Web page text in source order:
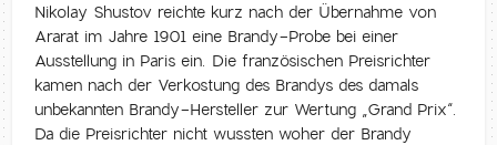
Nikolay Shustov reichte kurz nach der Übernahme von
Ararat im Jahre 1901 eine Brandy-Probe bei einer
Ausstellung in Paris ein. Die französischen Preisrichter
kamen nach der Verkostung des Brandys des damals
unbekannten Brandy-Hersteller zur Wertung „Grand Prix“.
Da die Preisrichter nicht wussten woher der Brandy